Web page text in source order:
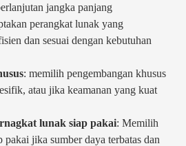
jangka panjang
perangkat lunak yang
dan sesuai dengan kebutuhan
: memilih pengembangan khusus
atau jika keamanan yang kuat
lunak siap pakai: Memilih
pakai jika sumber daya terbatas dan